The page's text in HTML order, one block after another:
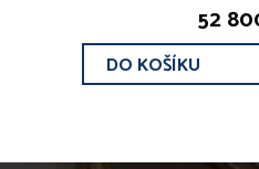
52
DO KOŠÍKU